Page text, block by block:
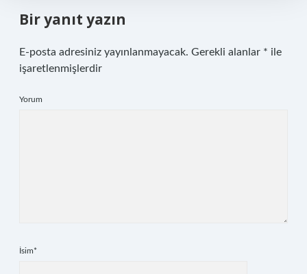
Bir yanıt yazın
E-posta adresiniz yayınlanmayacak. Gerekli alanlar * ile
işaretlenmişlerdir
Yorum
İsim*